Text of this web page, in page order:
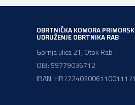
OBRTNIČKA KOMORA
UDRUŽENJE OBRTNIKA RAB
Gornja ulica 21, Otok Rab
OIB: 59779036712
IBAN: